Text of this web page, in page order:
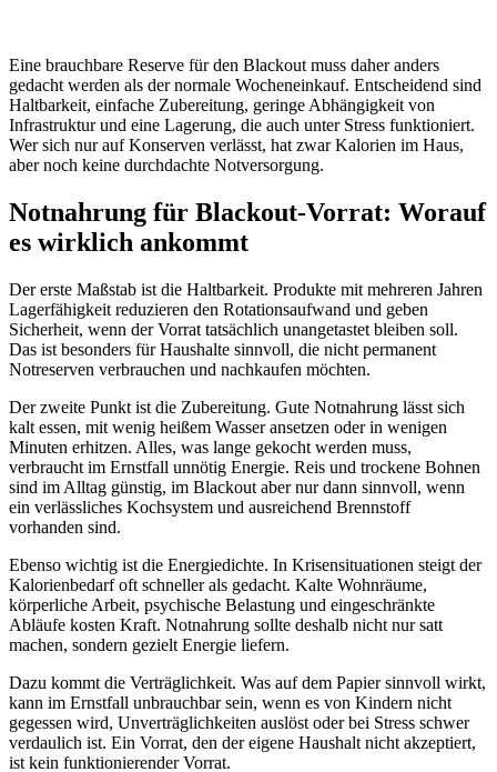
Eine brauchbare Reserve für den Blackout muss daher anders
gedacht werden als der normale Wocheneinkauf. Entscheidend sind
Haltbarkeit, einfache Zubereitung, geringe Abhängigkeit von
Infrastruktur und eine Lagerung, die auch unter Stress funktioniert.
Wer sich nur auf Konserven verlässt, hat zwar Kalorien im Haus,
aber noch keine durchdachte Notversorgung.
Notnahrung für Blackout-Vorrat: Worauf
es wirklich ankommt
Der erste Maßstab ist die Haltbarkeit. Produkte mit mehreren Jahren
Lagerfähigkeit reduzieren den Rotationsaufwand und geben
Sicherheit, wenn der Vorrat tatsächlich unangetastet bleiben soll.
Das ist besonders für Haushalte sinnvoll, die nicht permanent
Notreserven verbrauchen und nachkaufen möchten.
Der zweite Punkt ist die Zubereitung. Gute Notnahrung lässt sich
kalt essen, mit wenig heißem Wasser ansetzen oder in wenigen
Minuten erhitzen. Alles, was lange gekocht werden muss,
verbraucht im Ernstfall unnötig Energie. Reis und trockene Bohnen
sind im Alltag günstig, im Blackout aber nur dann sinnvoll, wenn
ein verlässliches Kochsystem und ausreichend Brennstoff
vorhanden sind.
Ebenso wichtig ist die Energiedichte. In Krisensituationen steigt der
Kalorienbedarf oft schneller als gedacht. Kalte Wohnräume,
körperliche Arbeit, psychische Belastung und eingeschränkte
Abläufe kosten Kraft. Notnahrung sollte deshalb nicht nur satt
machen, sondern gezielt Energie liefern.
Dazu kommt die Verträglichkeit. Was auf dem Papier sinnvoll wirkt,
kann im Ernstfall unbrauchbar sein, wenn es von Kindern nicht
gegessen wird, Unverträglichkeiten auslöst oder bei Stress schwer
verdaulich ist. Ein Vorrat, den der eigene Haushalt nicht akzeptiert,
ist kein funktionierender Vorrat.